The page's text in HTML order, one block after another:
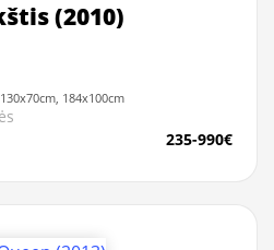
(2010)
184x100cm
235-990€